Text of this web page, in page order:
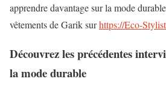
apprendre davantage sur la mode
vêtements de Garik surhttps://Eco-
Découvrez les précédentes
la mode durable